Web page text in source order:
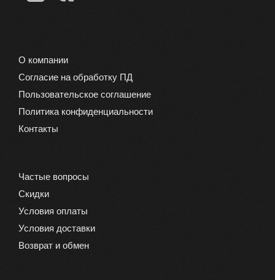
О компании
Согласие на обработку ПД
Пользовательское соглашение
Политика конфиденциальности
Контакты
Частые вопросы
Скидки
Условия оплаты
Условия доставки
Возврат и обмен